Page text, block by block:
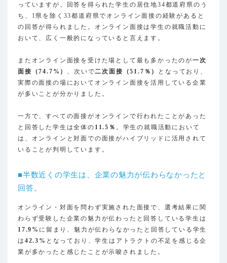
っていますが、回答を得られた学生の居住地34都道府県のう
ち、1県を除く33都道府県でオンライン面接の経験があると
の回答が得られました。オンライン面接は学生の就職活動に
おいて、広く一般的になっていると言えます。
またオンライン面接を受けた場として最も多かったのが一次
面接（74.7%）
、次いで二次面接（51.7％）
となっており、
実際の面接の場においてオンライン面接を活用している企業
が多いことが分かりました。
一方で、すべての面接がオンラインで行われたことがあった
と回答した学生は全体の 11.5％ 。学生の就職活動において
は、オンラインと対面での面接がハイブリッドに活用されて
いることが判明しています。
■半数近くの学生は、企業の魅力が伝わらなかったと
回答。
オンライン・対面を問わず実施された面接で、選考結果に関
わらず受験した企業の魅力が伝わったと回答している学生は
17.9% に留まり、魅力が伝わらなかったと回答している学生
は 42.3% となっており、学生はアトラクトの不足を感じる企
業が多かったと感じたことが示唆されました。